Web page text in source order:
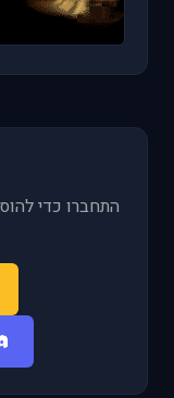
התחברו כדי